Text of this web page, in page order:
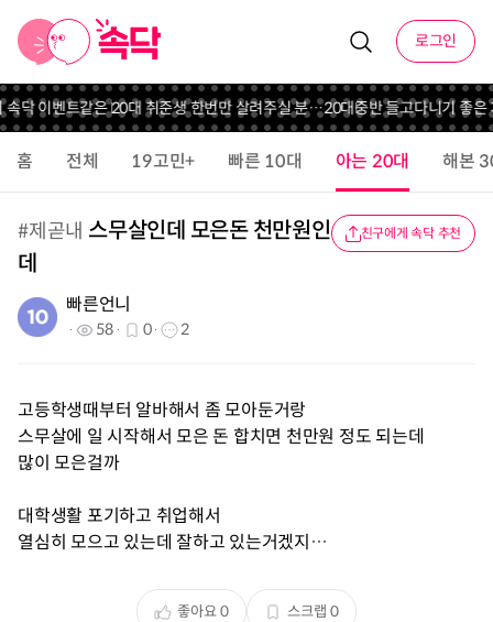
로그인
닥 이벤트같은 20대 취준생 한번만 살려주실 분…20대중반 들고다니기 좋은
홈 전체 19고민+ 빠른 10대 아는 20대 해본
#제곧내 스무살인데 모은돈 천만원인
데
친구에게 속닥 추천
빠른언니
58 0 2
고등학생때부터 알바해서 좀 모아둔거랑
스무살에 일 시작해서 모은 돈 합치면 천만원 정도 되는데
많이 모은걸까
대학생활 포기하고 취업해서
열심히 모으고 있는데 잘하고 있는거겠지…
좋아요0 스크랩 0